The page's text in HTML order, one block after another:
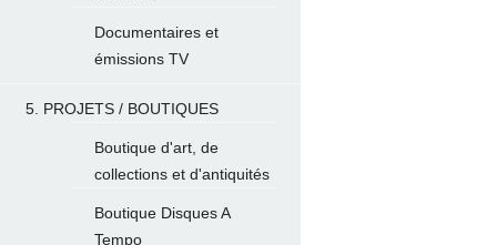
Documentaires et
émissions TV
5. PROJETS / BOUTIQUES
Boutique d'art, de
collections et d'antiquités
Boutique Disques A
Tempo